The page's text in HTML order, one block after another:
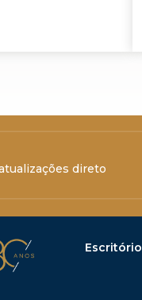
direto
Escritório